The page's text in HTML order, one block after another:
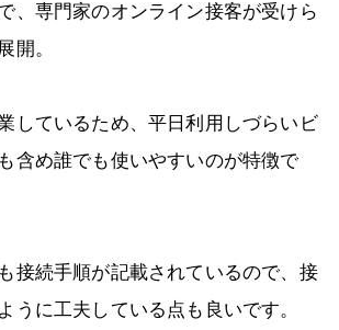
、専門家のオンライン接客が受けら
開。
しているため、平日利用しづらいビ
含め誰でも使いやすいのが特徴で
接続手順が記載されているので、接
うに工夫している点も良いです。